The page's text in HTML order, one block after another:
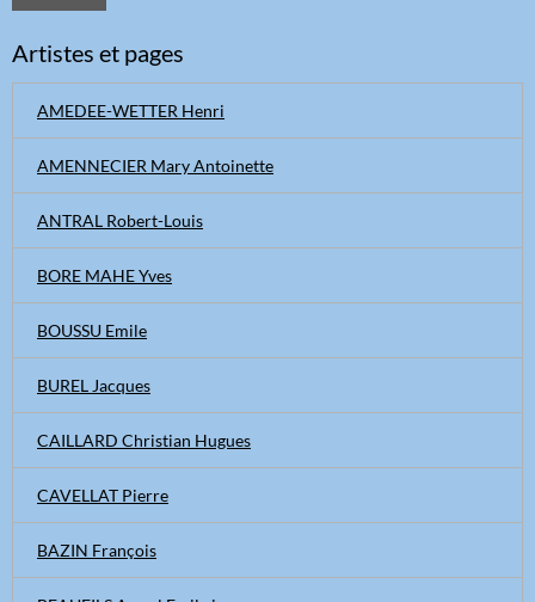
Artistes et pages
AMEDEE-WETTER Henri
AMENNECIER Mary Antoinette
ANTRAL Robert-Louis
BORE MAHE Yves
BOUSSU Emile
BUREL Jacques
CAILLARD Christian Hugues
CAVELLAT Pierre
BAZIN François